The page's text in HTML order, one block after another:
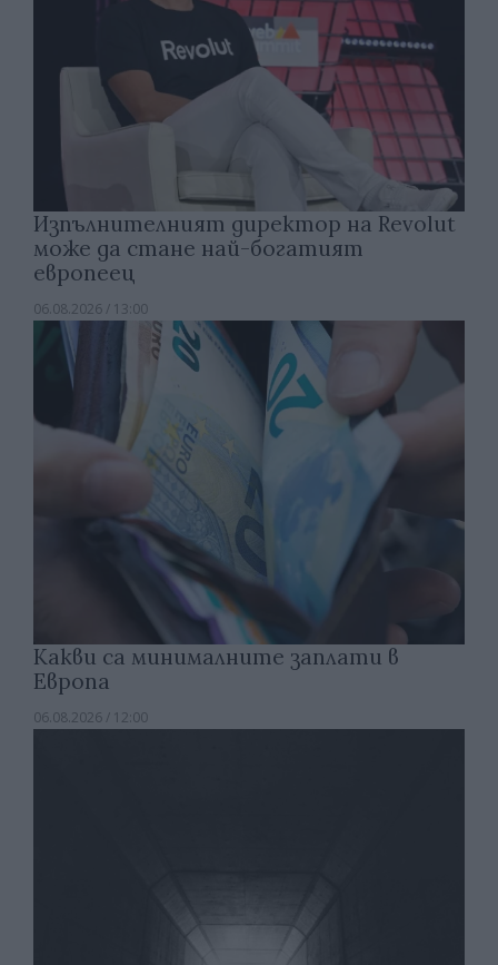
Изпълнителният директор на Revolut
може да стане най-богатият
европеец
06.08.2026 / 13:00
Какви са минималните заплати в
Европа
06.08.2026 / 12:00